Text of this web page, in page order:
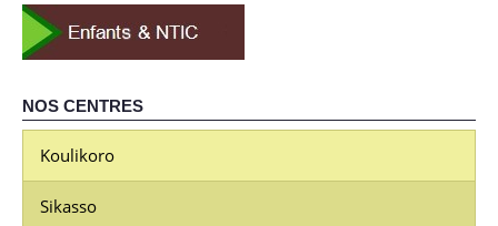
NOS CENTRES
Koulikoro
Sikasso